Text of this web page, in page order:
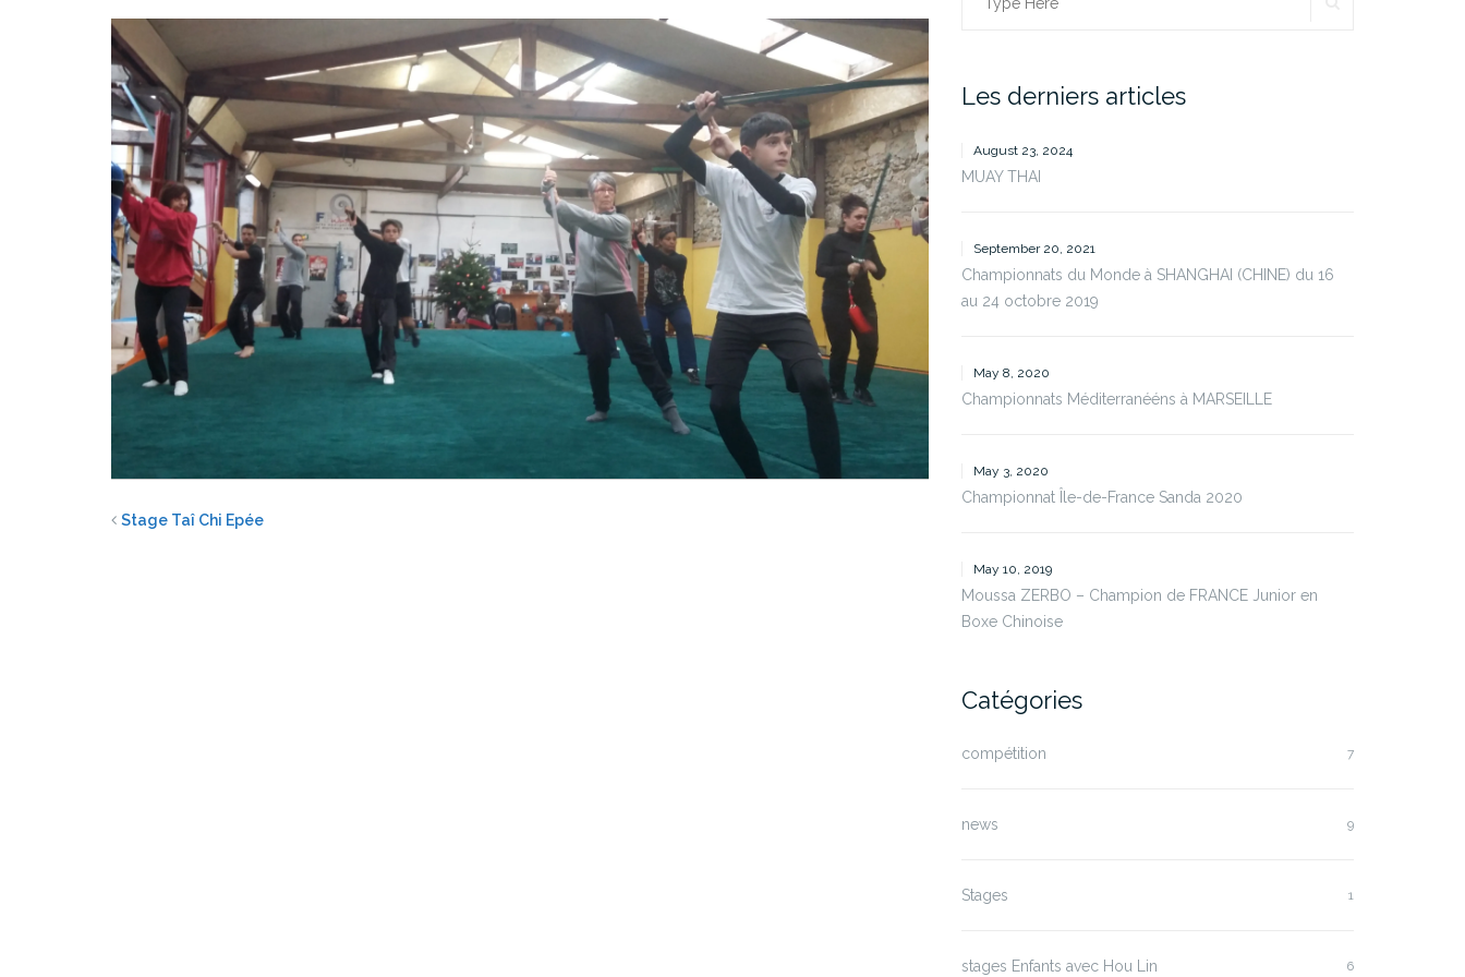
Stage Taî Chi Epée
Les derniers articles
August 23, 2024
MUAY THAI
September 20, 2021
Championnats du Monde à SHANGHAI (CHINE) du 16
au 24 octobre 2019
May 8, 2020
Championnats Méditerranééns à MARSEILLE
May 3, 2020
Championnat Île-de-France Sanda 2020
May 10, 2019
Moussa ZERBO – Champion de FRANCE Junior en
Boxe Chinoise
Catégories
compétition 7
news 9
Stages 1
stages Enfants avec Hou Lin 6